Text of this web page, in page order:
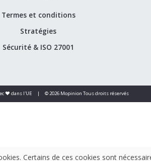
Termes et conditions
Stratégies
Sécurité & ISO 27001
❤️ dans l'UE | © 2026 Mopinion Tous droits réservés
Certains de ces cookies sont